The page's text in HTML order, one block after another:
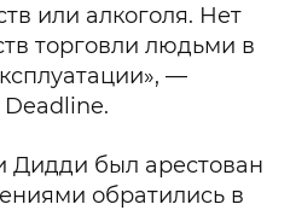
или алкоголя. Нет
торговли людьми в
—
Deadline.
был арестован
обратились в